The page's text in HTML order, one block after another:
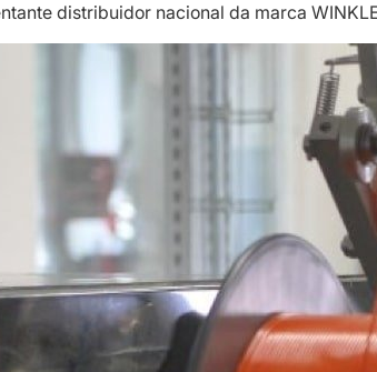
distribuidor nacional da marca